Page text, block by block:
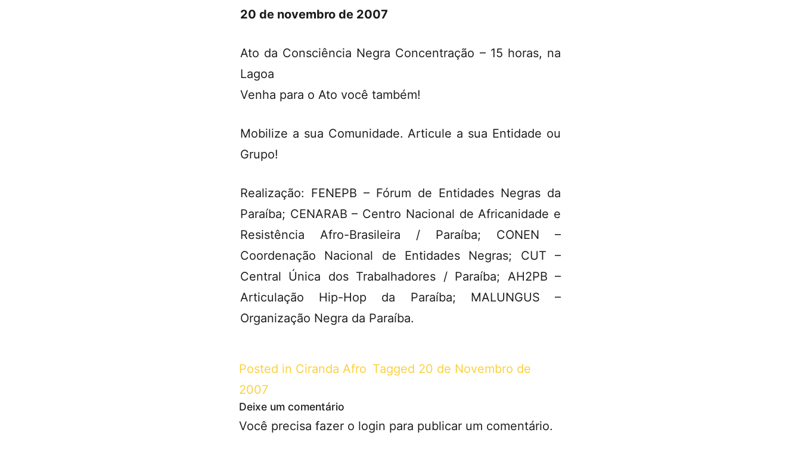
20 de novembro de 2007
Ato da Consciência Negra Concentração – 15 horas, na
Lagoa
Venha para o Ato você também!
Mobilize a sua Comunidade. Articule a sua Entidade ou
Grupo!
Realização: FENEPB – Fórum de Entidades Negras da
Paraíba; CENARAB – Centro Nacional de Africanidade e
Resistência Afro-Brasileira / Paraíba; CONEN –
Coordenação Nacional de Entidades Negras; CUT –
Central Única dos Trabalhadores / Paraíba; AH2PB –
Articulação Hip-Hop da Paraíba; MALUNGUS –
Organização Negra da Paraíba.
Posted in Ciranda Afro Tagged 20 de Novembro de
2007
Deixe um comentário
Você precisa fazer o login para publicar um comentário.